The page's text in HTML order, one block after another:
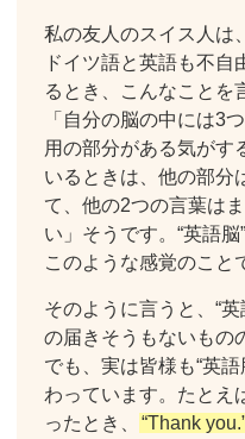
私の友人のスイス人は
ドイツ語と英語も不自
るとき、こんなことを
「自分の脳の中には3
用の部分がある気がす
いるときは、他の部分
て、他の2つの言葉は
い」そうです。“英語
このような感覚のこと
そのように言うと、“
の届きそうもないもの
でも、実は皆様も“英
わっています。たとえ
ったとき、
“Thank